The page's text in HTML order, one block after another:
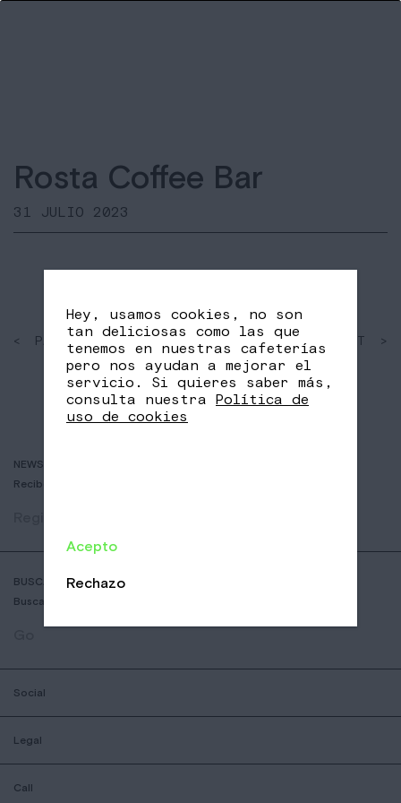
Rosta Coffee Bar
31 JULIO 2023
< PAST
SHARE
FB
TW
NEXT >
NEWSLETTER
Recibe historias de cafés delicosos y las últimas novedades.
BUSCADOR DE COFFESSHOPS
Busca la tienda Nomad más cercana
Social
Legal
Call
Hey, usamos cookies, no son
tan deliciosas como las que
tenemos en nuestras cafeterías
pero nos ayudan a mejorar el
servicio. Si quieres saber más,
consulta nuestra Política de
uso de cookies
Acepto
Rechazo